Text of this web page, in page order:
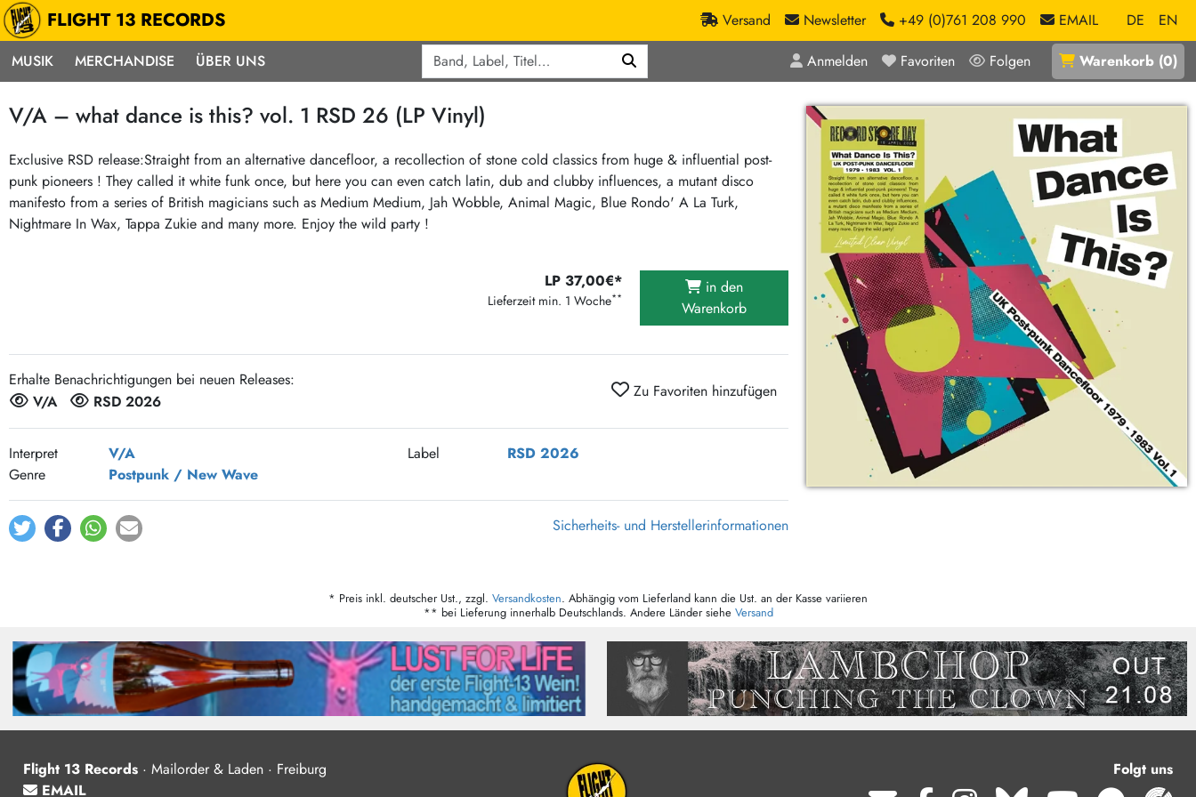
FLIGHT 13 RECORDS Versand Newsletter +49 (0)761 208 990 EMAIL DE
EN
MUSIK
Musik
Alle Neuheiten
Pre-Order
Highlights
Exklusiv & Limitiert
deutschsprachig
Soundtracks
LP Hüllen, Zubehör
Punk / HC
Hardcore
Emo
Postpunk / New Wave
Punkrock
Vintage-Rock / Metal
Rock / Pop
Electronic
Neoklassik
Abstract / Ambient
Electronic Goods
Reggae/Ska
Soul / Exotica / Jazz
Crazysane Günstiger
Fuzzorama günstiger
Tapete Records günstiger
Warner Rockerwochen
Universal Vinyl Günstig
International Anthem Sommer 2026
BMG Aktion
Music on Vinyl-Aktion
FLIGHT 13 REC. SALE
Epitaph Vinyl Günstiger
MERCHANDISE ÜBER UNS Anmelden Favoriten Folgen Warenkorb (0)
V/A – what dance is this? vol. 1 RSD 26 (LP Vinyl)
Exclusive RSD release:Straight from an alternative dancefloor, a recollection of stone cold classics from huge & influential post-
punk pioneers ! They called it white funk once, but here you can even catch latin, dub and clubby influences, a mutant disco
manifesto from a series of British magicians such as Medium Medium, Jah Wobble, Animal Magic, Blue Rondo' A La Turk,
Nightmare In Wax, Tappa Zukie and many more. Enjoy the wild party !
LP 37,00€*
Lieferzeit min. 1 Woche**
in den
Warenkorb
Erhalte Benachrichtigungen bei neuen Releases:
V/A
RSD 2026
Zu Favoriten hinzufügen
Interpret V/A Label
RSD 2026
Genre
Postpunk / New Wave
Sicherheits- und Herstellerinformationen
* Preis inkl. deutscher Ust., zzgl. Versandkosten. Abhängig vom Lieferland kann die Ust. an der Kasse variieren
** bei Lieferung innerhalb Deutschlands. Andere Länder siehe Versand
Flight 13 Records · Mailorder & Laden · Freiburg
EMAIL
Folgt uns